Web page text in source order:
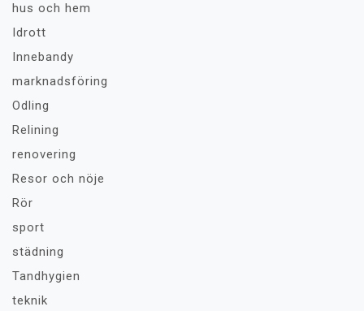
hus och hem
Idrott
Innebandy
marknadsföring
Odling
Relining
renovering
Resor och nöje
Rör
sport
städning
Tandhygien
teknik